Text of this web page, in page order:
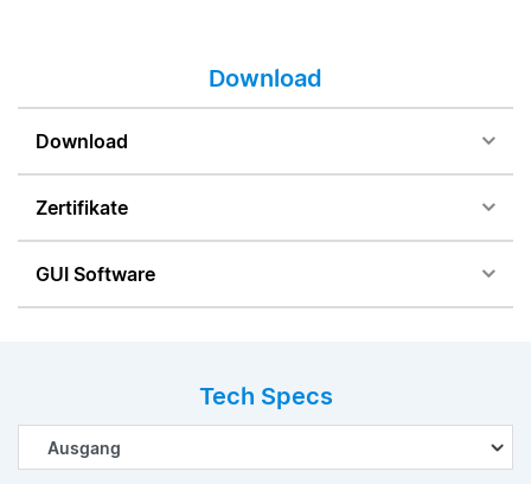
Download
Download
Zertifikate
GUI Software
Tech Specs